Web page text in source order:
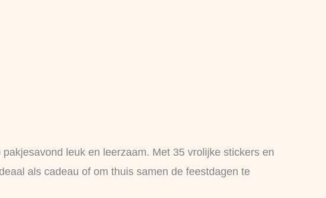
leuk en leerzaam. Met 35 vrolijke stickers en
als cadeau of om thuis samen de feestdagen te